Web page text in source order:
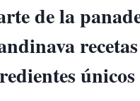
de la
únicos